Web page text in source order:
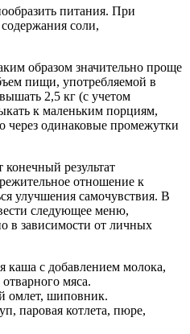
питания. При
соли,
образом значительно проще
пищи, употребляемой в
2,5 кг (с учетом
к маленьким порциям,
через одинаковые промежутки
результат
отношение к
улучшения самочувствия. В
следующее меню,
в зависимости от личных
каша с добавлением молока,
мяса.
омлет, шиповник.
паровая котлета, пюре,